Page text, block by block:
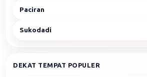
Paciran
Sukodadi
DEKAT TEMPAT POPULER